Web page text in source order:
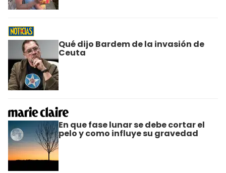
Qué dijo Bardem de la invasión de
Ceuta
En que fase lunar se debe cortar el
pelo y como influye su gravedad